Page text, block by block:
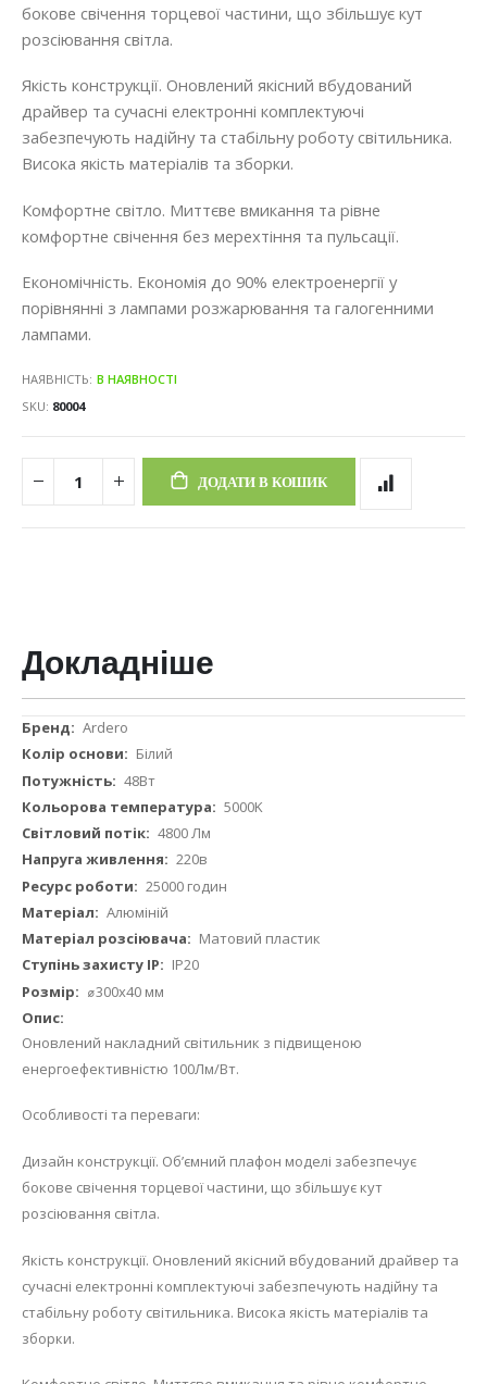
бокове свічення торцевої частини, що збільшує кут
розсіювання світла.
Якість конструкції. Оновлений якісний вбудований
драйвер та сучасні електронні комплектуючі
забезпечують надійну та стабільну роботу світильника.
Висока якість матеріалів та зборки.
Комфортне світло. Миттєве вмикання та рівне
комфортне свічення без мерехтіння та пульсації.
Економічність. Економія до 90% електроенергії у
порівнянні з лампами розжарювання та галогенними
лампами.
НАЯВНІСТЬ: В НАЯВНОСТІ
SKU 80004
ДОДАТИ В КОШИК
Докладніше
ДокладнішеArdero
Білий
48Вт
5000K
4800 Лм
220в
25000 годин
Алюміній
Матовий пластик
IP20
⌀300x40 мм
Оновлений накладний світильник з підвищеною
енергоефективністю 100Лм/Вт.
Особливості та переваги:
Дизайн конструкції. Об’ємний плафон моделі забезпечує
бокове свічення торцевої частини, що збільшує кут
розсіювання світла.
Якість конструкції. Оновлений якісний вбудований драйвер та
сучасні електронні комплектуючі забезпечують надійну та
стабільну роботу світильника. Висока якість матеріалів та
зборки.